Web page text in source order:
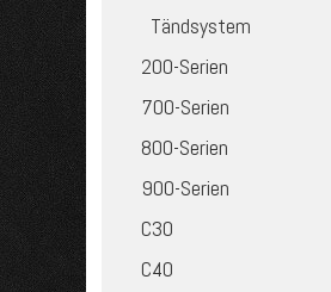
Tändsystem
200-Serien
700-Serien
800-Serien
900-Serien
C30
C40